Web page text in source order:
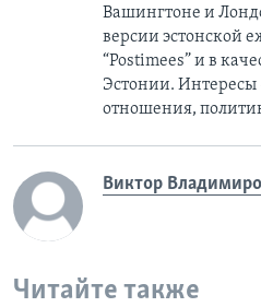
Вашингтоне и
версии эстонской
“Postimees” и в
Эстонии.
отношения,
Виктор
Читайте также